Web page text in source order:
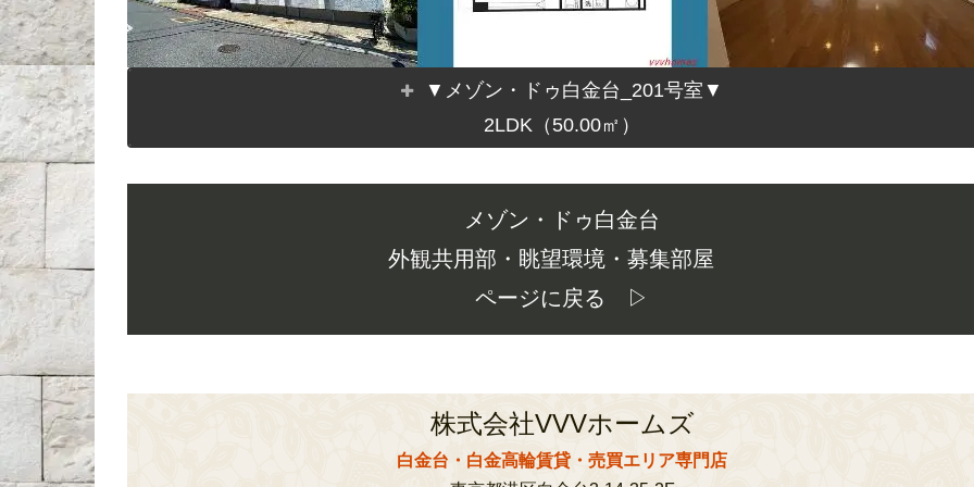
▼メゾン・ドゥ白金台_201号室▼
2LDK（50.00㎡）
メゾン・ドゥ白金台
外観共用部・眺望環境・募集部屋
ページに戻る ▷
株式会社VVVホームズ
白金台・白金高輪賃貸・売買エリア専門店